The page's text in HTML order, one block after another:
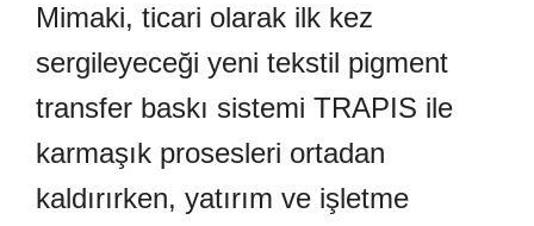
Mimaki, ticari olarak ilk kez
sergileyeceği yeni tekstil pigment
transfer baskı sistemi TRAPIS ile
karmaşık prosesleri ortadan
kaldırırken, yatırım ve işletme